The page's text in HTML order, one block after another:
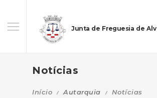
Junta de Freguesia de
Notícias
Início Autarquia Notícias